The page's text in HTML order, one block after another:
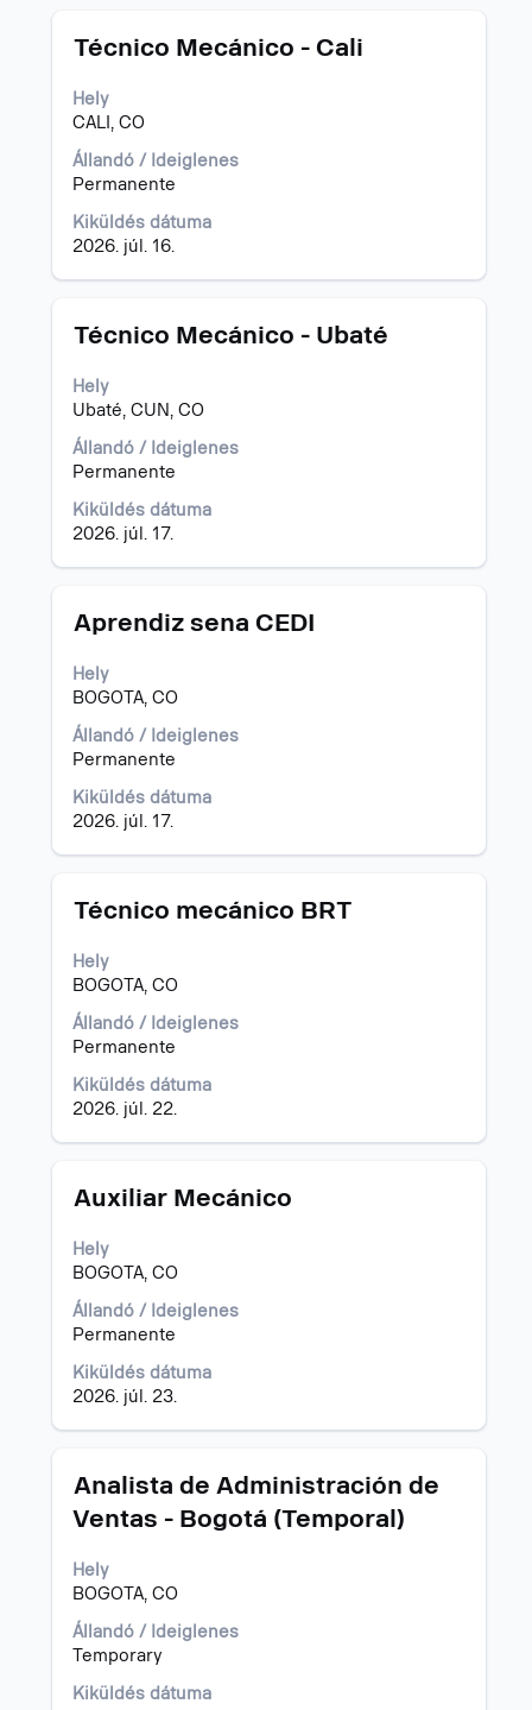
Cím
Técnico Mecánico - Cali
Hely
CALI, CO
Állandó / Ideiglenes
Permanente
Kiküldés dátuma
2026. júl. 16.
Jelölje
a
szóköz
billentyűvel
az
állásinformáció
tartalmának
megtekintéséhez.
Cím
Técnico Mecánico - Ubaté
Hely
Ubaté, CUN, CO
Állandó / Ideiglenes
Permanente
Kiküldés dátuma
2026. júl. 17.
Jelölje
a
szóköz
billentyűvel
az
állásinformáció
tartalmának
megtekintéséhez.
Cím
Aprendiz sena CEDI
Hely
BOGOTA, CO
Állandó / Ideiglenes
Permanente
Kiküldés dátuma
2026. júl. 17.
Jelölje
a
szóköz
billentyűvel
az
állásinformáció
tartalmának
megtekintéséhez.
Cím
Técnico mecánico BRT
Hely
BOGOTA, CO
Állandó / Ideiglenes
Permanente
Kiküldés dátuma
2026. júl. 22.
Jelölje
a
szóköz
billentyűvel
az
állásinformáció
tartalmának
megtekintéséhez.
Cím
Auxiliar Mecánico
Hely
BOGOTA, CO
Állandó / Ideiglenes
Permanente
Kiküldés dátuma
2026. júl. 23.
Jelölje
a
szóköz
billentyűvel
az
állásinformáció
tartalmának
megtekintéséhez.
Cím
Analista de Administración de
Ventas - Bogotá (Temporal)
Hely
BOGOTA, CO
Állandó / Ideiglenes
Temporary
Kiküldés dátuma
Jelölje
a
billentyűvel
az
állásinformáció
teljes
tartalmának
megtekintéséhez.